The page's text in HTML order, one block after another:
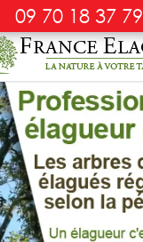
09 70 18 37 79